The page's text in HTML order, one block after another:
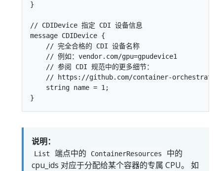
}
// CDIDevice 指定 CDI 设备信息
message CDIDevice {
    // 完全合格的 CDI 设备名称
    // 例如：vendor.com/gpu=gpudevice1
    // 参阅 CDI 规范中的更多细节：
// https://github.com/container-
    string name = 1;
说明：
List 端点中的 ContainerResources
中的
cpu_ids 对应于分配给某个容器的专属 CPU。 如